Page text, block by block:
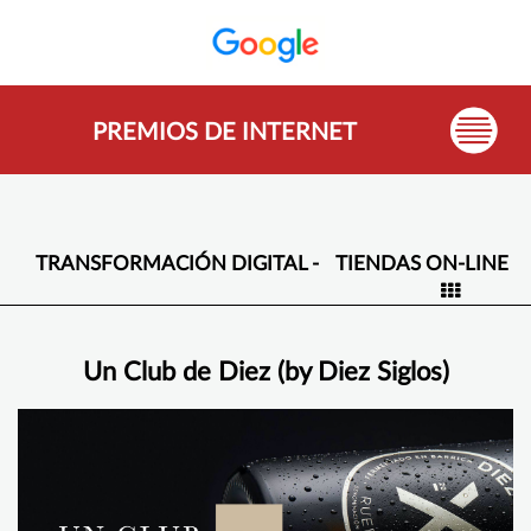
PREMIOS DE INTERNET
TRANSFORMACIÓN DIGITAL - TIENDAS ON-LINE
Un Club de Diez (by Diez Siglos)